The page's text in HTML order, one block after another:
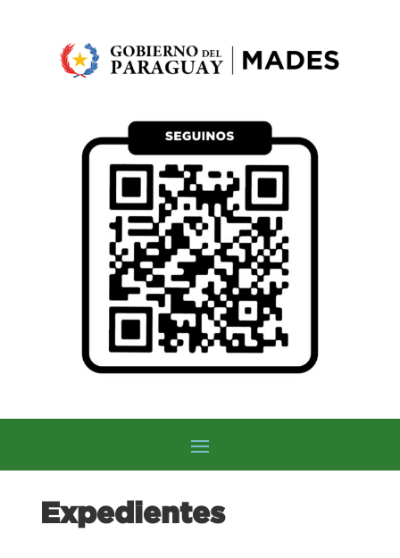
Expedientes